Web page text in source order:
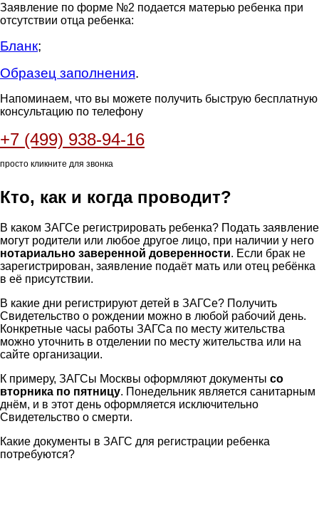
Заявление по форме №2 подается матерью ребенка при
отсутствии отца ребенка:
Бланк;
Образец заполнения.
Напоминаем, что вы можете получить быструю бесплатную
консультацию по телефону
+7 (499) 938-94-16
просто кликните для звонка
Кто, как и когда проводит?
В каком ЗАГСе регистрировать ребенка? Подать заявление
могут родители или любое другое лицо, при наличии у него
нотариально заверенной доверенности. Если брак не
зарегистрирован, заявление подаёт мать или отец ребёнка
в её присутствии.
В какие дни регистрируют детей в ЗАГСе? Получить
Свидетельство о рождении можно в любой рабочий день.
Конкретные часы работы ЗАГСа по месту жительства
можно уточнить в отделении по месту жительства или на
сайте организации.
К примеру, ЗАГСы Москвы оформляют документы со
вторника по пятницу. Понедельник является санитарным
днём, и в этот день оформляется исключительно
Свидетельство о смерти.
Какие документы в ЗАГС для регистрации ребенка
потребуются?